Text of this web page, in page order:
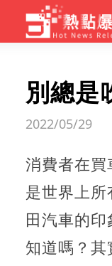
別總是
2022/05/29
消費者在買
是世界上
田汽車的
知道嗎？其